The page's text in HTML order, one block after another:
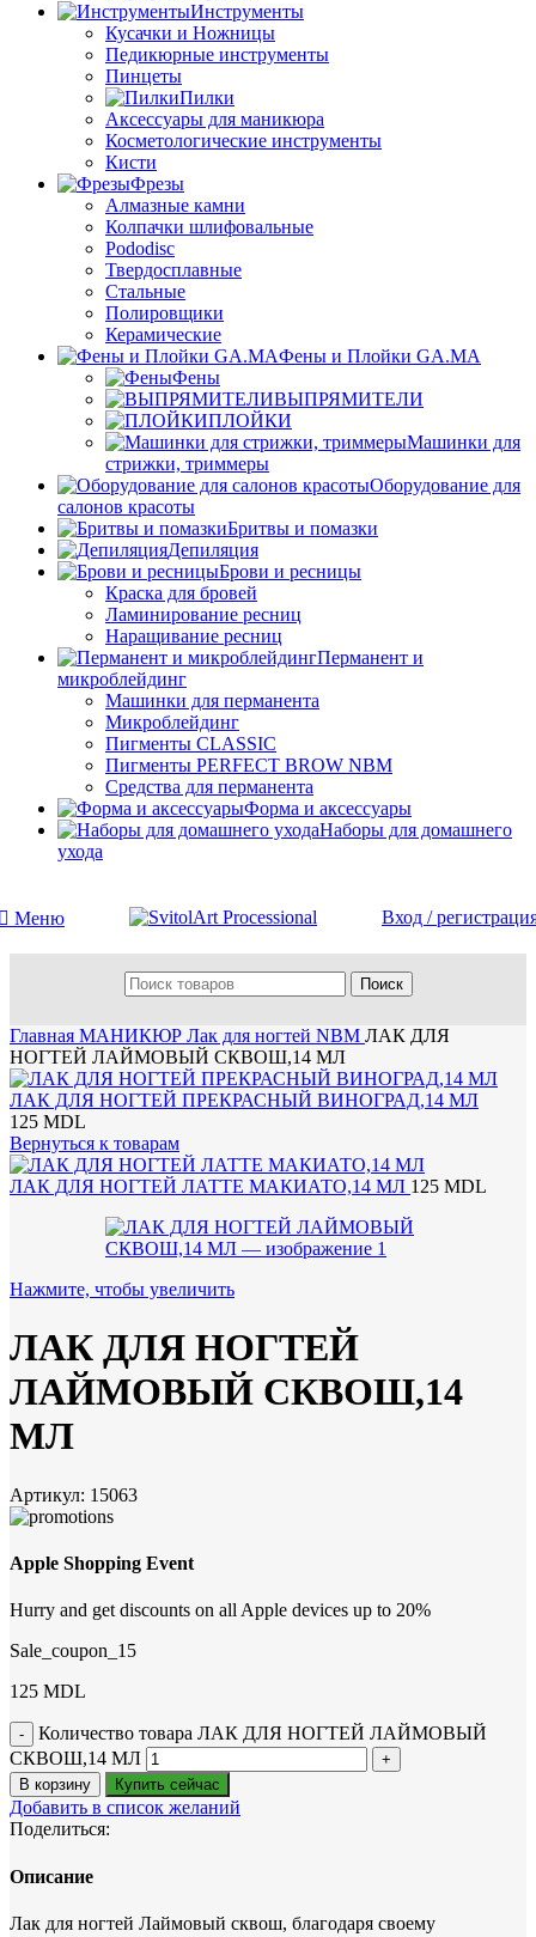
Инструменты
Кусачки и Ножницы
Педикюрные инструменты
Пинцеты
Пилки
Аксессуары для маникюра
Косметологические инструменты
Кисти
Фрезы
Алмазные камни
Колпачки шлифовальные
Pododisc
Твердосплавные
Стальные
Полировщики
Керамические
Фены и Плойки GA.MA
Фены
ВЫПРЯМИТЕЛИ
ПЛОЙКИ
Машинки для
стрижки, триммеры
Оборудование для
салонов красоты
Бритвы и помазки
Депиляция
Брови и ресницы
Краска для бровей
Ламинирование ресниц
Наращивание ресниц
Перманент и
микроблейдинг
Машинки для перманента
Микроблейдинг
Пигменты CLASSIC
Пигменты PERFECT BROW NBM
Средства для перманента
Форма и аксессуары
Наборы для домашнего
ухода
Меню Вход /
Поиск
Главная МАНИКЮР Лак для ногтей NBM ЛАК ДЛЯ
НОГТЕЙ ЛАЙМОВЫЙ СКВОШ,14 МЛ
ЛАК ДЛЯ НОГТЕЙ ПРЕКРАСНЫЙ ВИНОГРАД,14 МЛ
125 MDL
Вернуться к товарам
ЛАК ДЛЯ НОГТЕЙ ЛАТТЕ МАКИАТО,14 МЛ 125 MDL
Нажмите, чтобы увеличить
ЛАК ДЛЯ НОГТЕЙ
ЛАЙМОВЫЙ СКВОШ,14
МЛ
Артикул: 15063
Apple Shopping Event
Hurry and get discounts on all Apple devices up to 20%
Sale_coupon_15
125 MDL
Количество товара ЛАК ДЛЯ НОГТЕЙ ЛАЙМОВЫЙ
СКВОШ,14 МЛ
В корзину Купить сейчас
Добавить в список желаний
Поделиться:
Описание
Лак для ногтей Лаймовый сквош, благодаря своему